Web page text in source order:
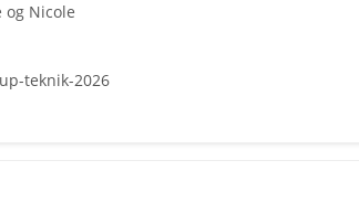
og Nicole
teknik-2026